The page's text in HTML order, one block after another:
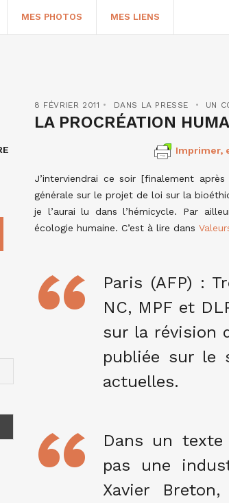
MES PHOTOS MES LIENS
8 FÉVRIER 2011 DANS LA PRESSE UN
LA PROCRÉATION
Imprimer,
J’interviendrai ce soir [finalement
générale sur le projet de loi sur la
je l’aurai lu dans l’hémicycle. Par
écologie humaine. C’est à lire dans
Paris (AFP) :
NC, MPF et
sur la révision
publiée sur le
actuelles.
Dans un texte
pas une
Xavier